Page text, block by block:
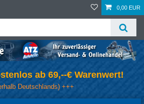
0,00 EUR
ab 69,--€ Warenwert!
Deutschlands) +++